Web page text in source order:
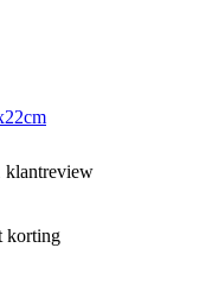
klantreview
korting